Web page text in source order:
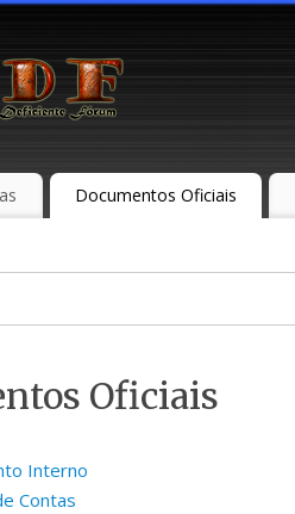
Documentos Oficiais
Oficiais
Interno
Contas